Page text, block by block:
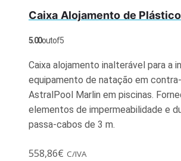
Caixa Alojamento de
5.00out of 5
Caixa alojamento inalterável para a
equipamento de natação em
AstralPool Marlin em piscinas.
elementos de impermeabilidade e
passa-cabos de 3 m.
558,86€ C/IVA